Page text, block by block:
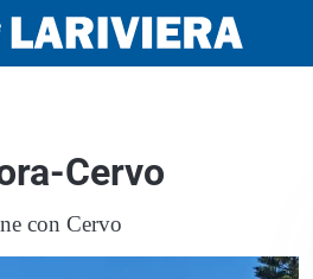
Cervo
con Cervo